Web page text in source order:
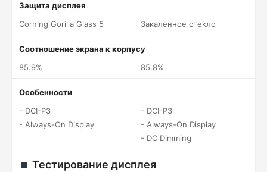
Защита дисплея
Corning Gorilla Glass 5
Закаленное стекло
Соотношение экрана к корпусу
85.9%
85.8%
Особенности
- DCI-P3
- Always-On Display
- DCI-P3
- Always-On Display
- DC Dimming
Тестирование дисплея